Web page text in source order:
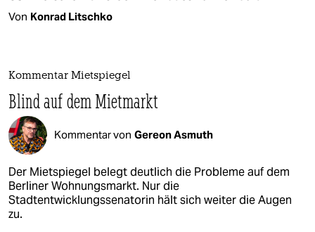
Von Konrad Litschko
Kommentar Mietspiegel
Blind auf dem Mietmarkt
Kommentar von Gereon Asmuth
Der Mietspiegel belegt deutlich die Probleme auf dem
Berliner Wohnungsmarkt. Nur die
Stadtentwicklungssenatorin hält sich weiter die Augen
zu.